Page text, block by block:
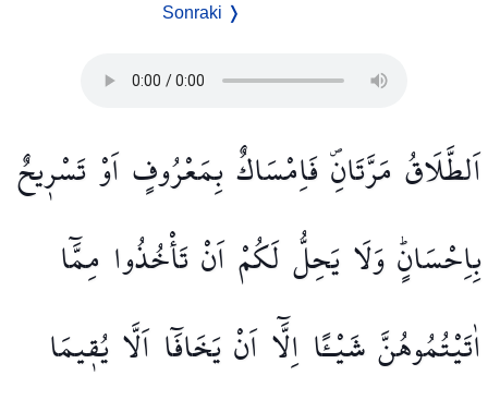
Sonraki ❭
اَلطَّلَاقُ مَرَّتَانِۖفَاِمْسَاكٌبِمَعْرُوفٍاَوْتَسْر۪يحٌ
بِاِحْسَانٍۜوَلَا يَحِلُّلَكُمْاَنْتَأْخُذُوا مِمَّٓا
اٰتَيْتُمُوهُنَّشَيْـًٔا اِلَّٓا اَنْيَخَافَٓا اَلَّا يُق۪يمَا